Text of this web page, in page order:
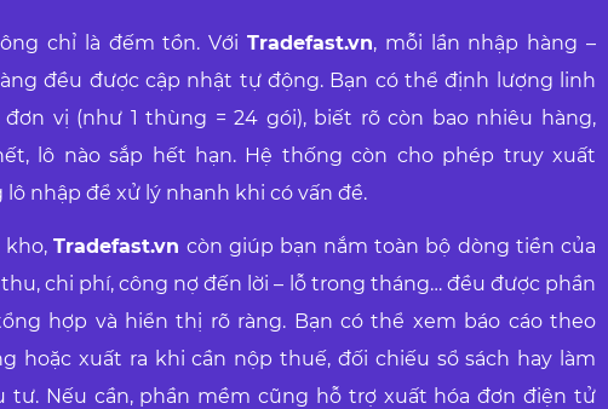
chỉ là đếm tồn. Với Tradefast.vn, mỗi lần nhập hàng –
đều được cập nhật tự động. Bạn có thể định lượng linh
vị (như 1 thùng = 24 gói), biết rõ còn bao nhiêu hàng,
lô nào sắp hết hạn. Hệ thống còn cho phép truy xuất
nhập để xử lý nhanh khi có vấn đề.
kho,Tradefast.vn còn giúp bạn nắm toàn bộ dòng tiền của
chi phí, công nợ đến lời – lỗ trong tháng… đều được phần
hợp và hiển thị rõ ràng. Bạn có thể xem báo cáo theo
hoặc xuất ra khi cần nộp thuế, đối chiếu sổ sách hay làm
tư. Nếu cần, phần mềm cũng hỗ trợ xuất hóa đơn điện tử